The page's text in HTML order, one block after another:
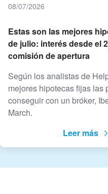
08/07/2026
Estas son las mejores
de julio: interés desde el
comisión de apertura
Según los analistas de
mejores hipotecas fijas las
conseguir con un bróker,
March.
Leer más